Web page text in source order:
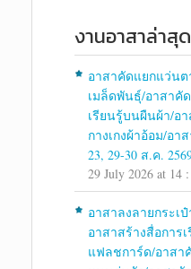
งานอาสาล่าสุด
อาสาคัดแยกแว่น
เมล็ดพันธุ์/อาสาคั
เรียนรู้บนผืนผ้า/อ
กางเกงผ้าอ้อม/อ
23, 29-30 ส.ค.
29 July 2026 at 14
อาสาลงลายกระเ
อาสาสร้างสื่อการ
แฟลชการ์ด/อาสา